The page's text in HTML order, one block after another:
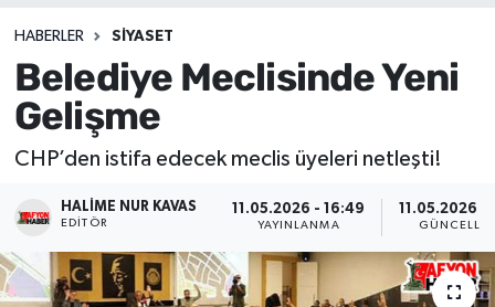
HABERLER SIYASET
Belediye Meclisinde Yeni
Gelişme
CHP’den istifa edecek meclis üyeleri netleşti!
HALIME NUR KAVAS
EDITÖR
11.05.2026 - 16:49
YAYINLANMA
11.05.2026 -
Sağlık
Eğitim
Magazin